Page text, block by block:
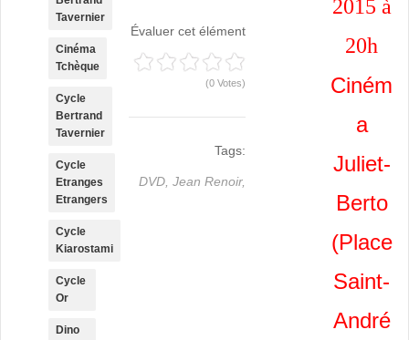
Évaluer cet élément
(0 Votes)
Tags:
DVD,Jean Renoir,
2015 à
20h
Ciném
a
Juliet-
Berto
(Place
Saint-
André
Tavernier
Cinéma
Tchèque
Cycle
Bertrand
Tavernier
Cycle
Etranges
Etrangers
Cycle
Kiarostami
Cycle
Or
Dino